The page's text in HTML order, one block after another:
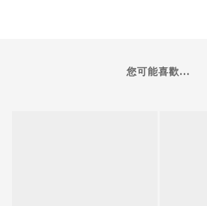
您可能喜歡...